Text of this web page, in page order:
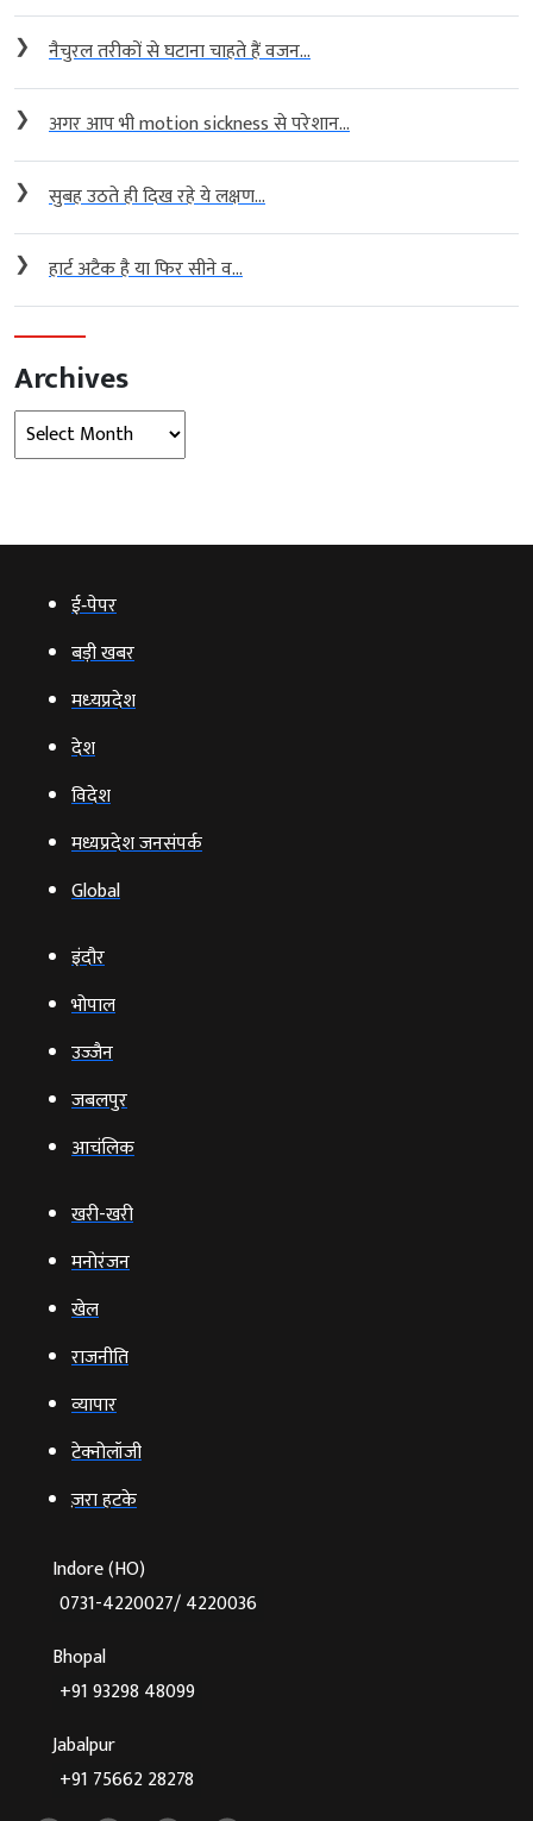
❯ नैचुरल तरीकों से घटाना चाहते हैं वजन...
❯ अगर आप भी motion sickness से परेशान...
❯ सुबह उठते ही दिख रहे ये लक्षण...
❯ हार्ट अटैक है या फिर सीने व...
Archives
Archives
ई‑पेपर
बड़ी खबर
मध्‍यप्रदेश
देश
विदेश
मध्यप्रदेश जनसंपर्क
Global
इंदौर
भोपाल
उज्‍जैन
जबलपुर
आचंलिक
खरी-खरी
मनोरंजन
खेल
राजनीति
व्‍यापार
टेक्‍नोलॉजी
ज़रा हटके
Indore (HO)
0731-4220027/ 4220036
Bhopal
+91 93298 48099
Jabalpur
+91 75662 28278